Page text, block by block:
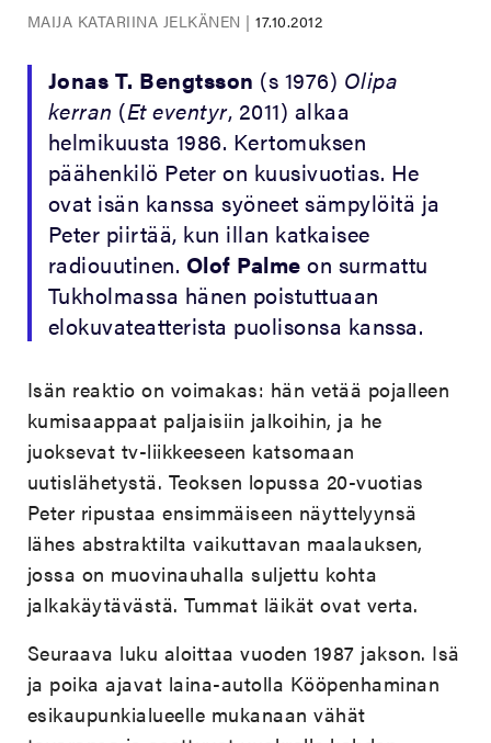
MAIJA KATARIINA JELKÄNEN |17.10.2012
Jonas T. Bengtsson (s 1976) Olipa
kerran (Et eventyr, 2011) alkaa
helmikuusta 1986. Kertomuksen
päähenkilö Peter on kuusivuotias. He
ovat isän kanssa syöneet sämpylöitä ja
Peter piirtää, kun illan katkaisee
radiouutinen. Olof Palme on surmattu
Tukholmassa hänen poistuttuaan
elokuvateatterista puolisonsa kanssa.
Isän reaktio on voimakas: hän vetää pojalleen
kumisaappaat paljaisiin jalkoihin, ja he
juoksevat tv-liikkeeseen katsomaan
uutislähetystä. Teoksen lopussa 20-vuotias
Peter ripustaa ensimmäiseen näyttelyynsä
lähes abstraktilta vaikuttavan maalauksen,
jossa on muovinauhalla suljettu kohta
jalkakäytävästä. Tummat läikät ovat verta.
Seuraava luku aloittaa vuoden 1987 jakson. Isä
ja poika ajavat laina-autolla Kööpenhaminan
esikaupunkialueelle mukanaan vähät